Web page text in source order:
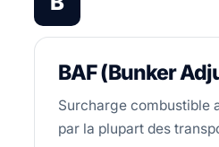
BAF (Bunker
Surcharge combustible
par la plupart des